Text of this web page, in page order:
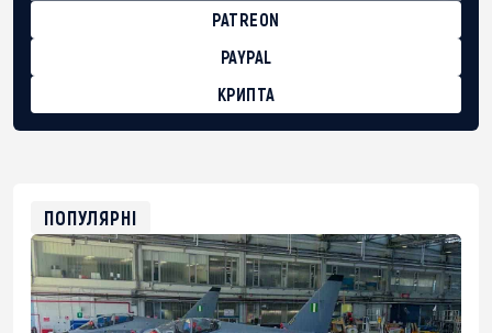
PATREON
PAYPAL
КРИПТА
0xfD02863D3289416fcF50975c9DFda13623f97758
ПОПУЛЯРНІ